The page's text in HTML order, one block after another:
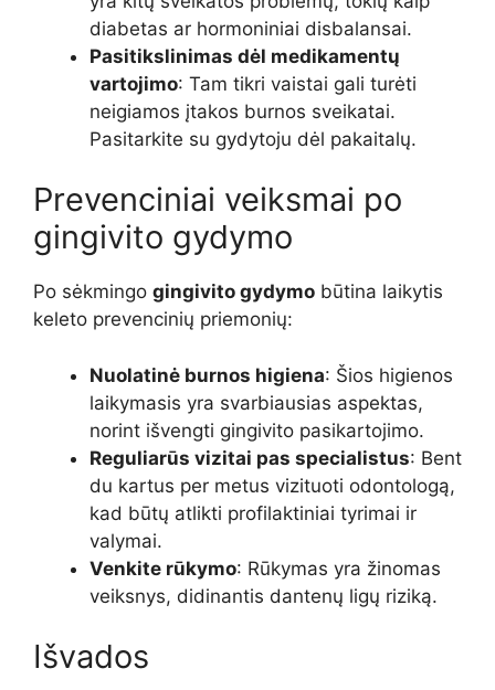
diabetas ar hormoniniai disbalansai.
Pasitikslinimas dėl medikamentų
vartojimo: Tam tikri vaistai gali turėti
neigiamos įtakos burnos sveikatai.
Pasitarkite su gydytoju dėl pakaitalų.
Prevenciniai veiksmai po
gingivito gydymo
Po sėkmingo gingivito gydymo būtina laikytis
keleto prevencinių priemonių:
Nuolatinė burnos higiena: Šios higienos
laikymasis yra svarbiausias aspektas,
norint išvengti gingivito pasikartojimo.
Reguliarūs vizitai pas specialistus: Bent
du kartus per metus vizituoti odontologą,
kad būtų atlikti profilaktiniai tyrimai ir
valymai.
Venkite rūkymo: Rūkymas yra žinomas
veiksnys, didinantis dantenų ligų riziką.
Išvados